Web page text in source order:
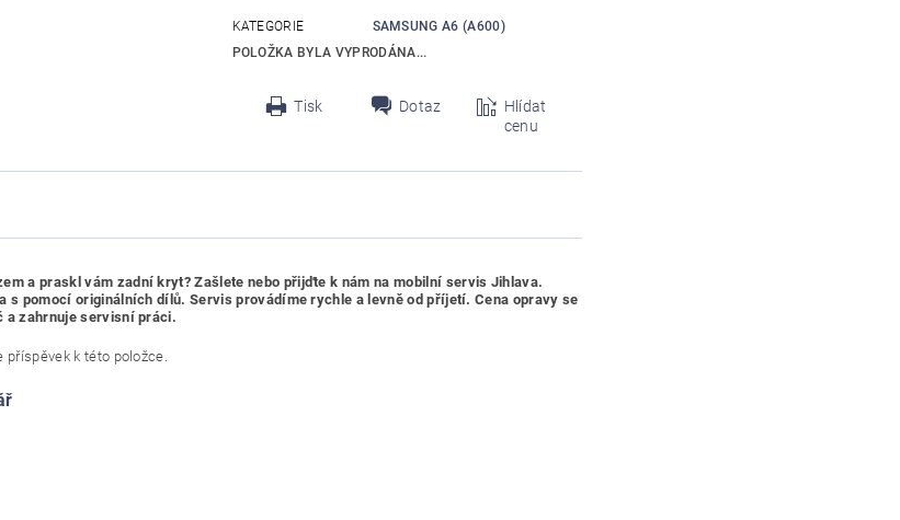
KATEGORIE
SAMSUNG A6 (A600)
POLOŽKA BYLA VYPRODÁNA...
Tisk Dotaz
Hlídat
cenu
a praskl vám zadní kryt? Zašlete nebo přijďte k nám na mobilní servis Jihlava.
s pomocí originálních dílů. Servis provádíme rychle a levně od příjetí. Cena opravy se
a zahrnuje servisní práci.
příspěvek k této položce.